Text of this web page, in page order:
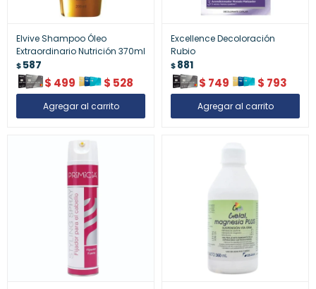
Elvive Shampoo Óleo
Extraordinario Nutrición 370ml
$587
$ 499 $ 528
Excellence Decoloración
Rubio
$881
$ 749 $ 793